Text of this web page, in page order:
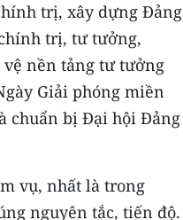
trị, xây dựng Đảng
trị, tư tưởng,
nền tảng tư tưởng
Giải phóng miền
chuẩn bị Đại hội Đảng
vụ, nhất là trong
nguyên tắc, tiến độ.